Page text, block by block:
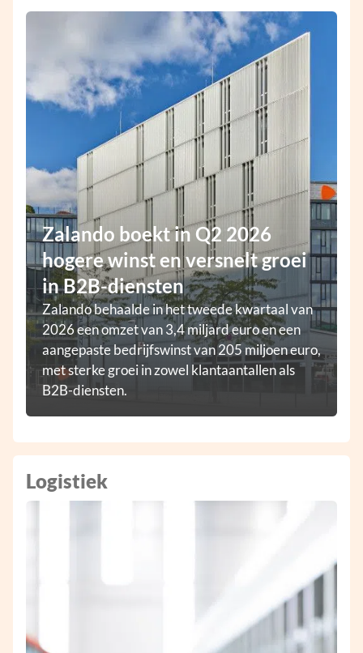
Zalando boekt in Q2 2026
hogere winst en versnelt groei
in B2B-diensten
Zalando behaalde in het tweede kwartaal van
2026 een omzet van 3,4 miljard euro en een
aangepaste bedrijfswinst van 205 miljoen euro,
met sterke groei in zowel klantaantallen als
B2B-diensten.
Logistiek